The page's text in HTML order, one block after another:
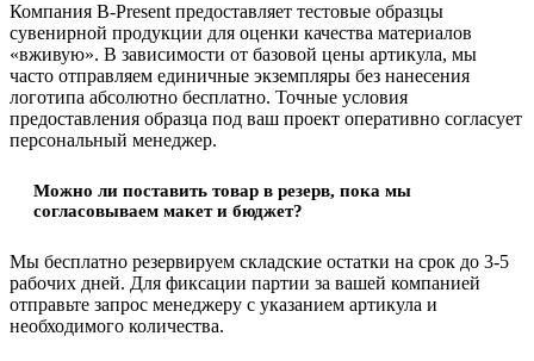
Компания B-Present предоставляет тестовые образцы
сувенирной продукции для оценки качества материалов
«вживую». В зависимости от базовой цены артикула, мы
часто отправляем единичные экземпляры без нанесения
логотипа абсолютно бесплатно. Точные условия
предоставления образца под ваш проект оперативно согласует
персональный менеджер.
Можно ли поставить товар в резерв, пока мы
согласовываем макет и бюджет?
Мы бесплатно резервируем складские остатки на срок до 3-5
рабочих дней. Для фиксации партии за вашей компанией
отправьте запрос менеджеру с указанием артикула и
необходимого количества.